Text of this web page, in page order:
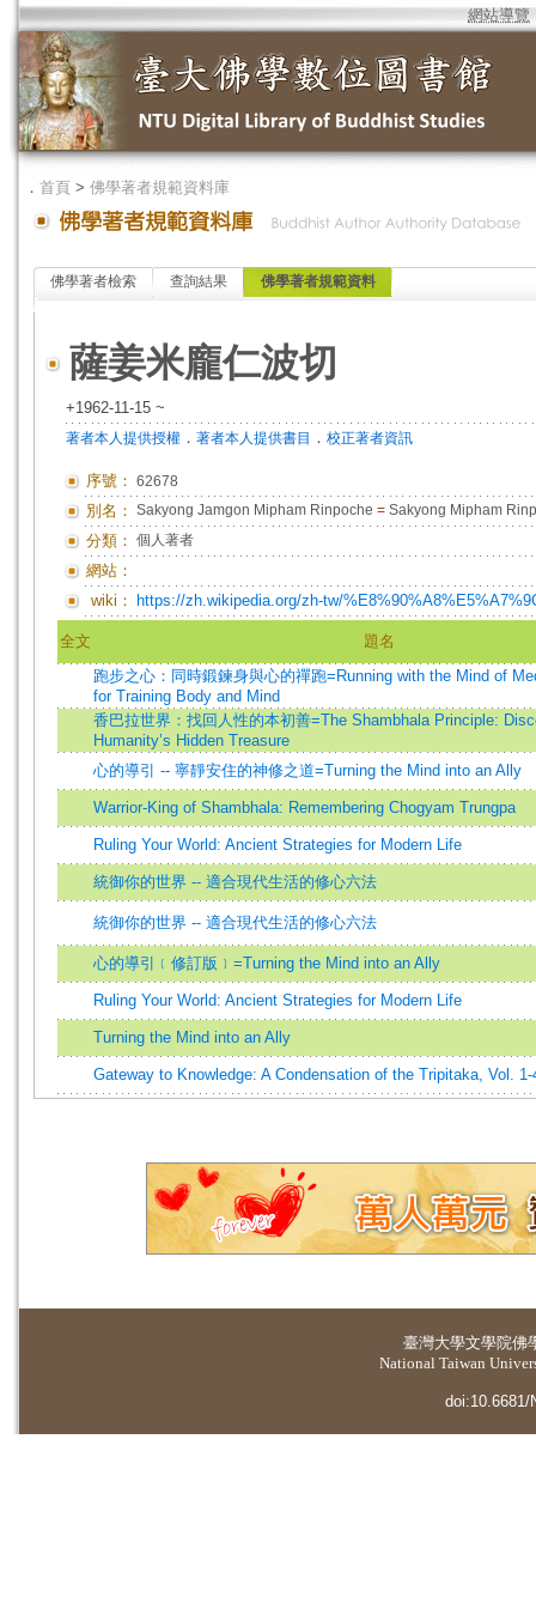
網站導覽
． 首頁 > 佛學著者規範資料庫
佛學著者檢索 查詢結果 佛學著者規範資料
薩姜米龐仁波切
+1962-11-15 ~
著者本人提供授權 ． 著者本人提供書目 ． 校正著者資訊
序號： 62678
別名： Sakyong Jamgon Mipham Rinpoche = Sakyong Mipham
分類： 個人著者
網站：
wiki：
https://zh.wikipedia.org/zh-tw/
全文
題名
跑步之心：同時鍛鍊身與心的禪跑=Running with the Mind of
for Training Body and Mind
香巴拉世界：找回人性的本初善=The Shambhala Principle:
Humanity’s Hidden Treasure
心的導引 -- 寧靜安住的神修之道=Turning the Mind into an Ally
Warrior-King of Shambhala: Remembering Chogyam Trungpa
Ruling Your World: Ancient Strategies for Modern Life
統御你的世界 -- 適合現代生活的修心六法
統御你的世界 -- 適合現代生活的修心六法
心的導引﹝修訂版﹞=Turning the Mind into an Ally
Ruling Your World: Ancient Strategies for Modern Life
Turning the Mind into an Ally
Gateway to Knowledge: A Condensation of the Tripitaka, Vol. 1-
臺灣大學文學院佛
National Taiwan
doi:10.6681/